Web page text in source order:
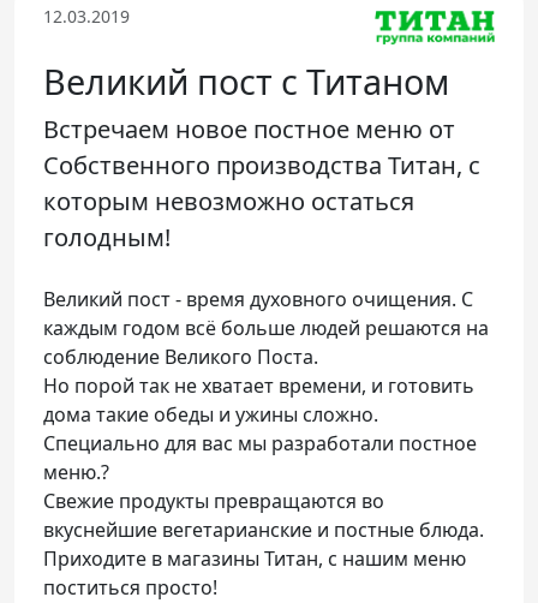
12.03.2019
Великий пост с Титаном
Встречаем новое постное меню от
Собственного производства Титан, с
которым невозможно остаться
голодным!
Великий пост - время духовного очищения. С
каждым годом всё больше людей решаются на
соблюдение Великого Поста.
Но порой так не хватает времени, и готовить
дома такие обеды и ужины сложно.
Специально для вас мы разработали постное
меню.?
Свежие продукты превращаются во
вкуснейшие вегетарианские и постные блюда.
Приходите в магазины Титан, с нашим меню
поститься просто!